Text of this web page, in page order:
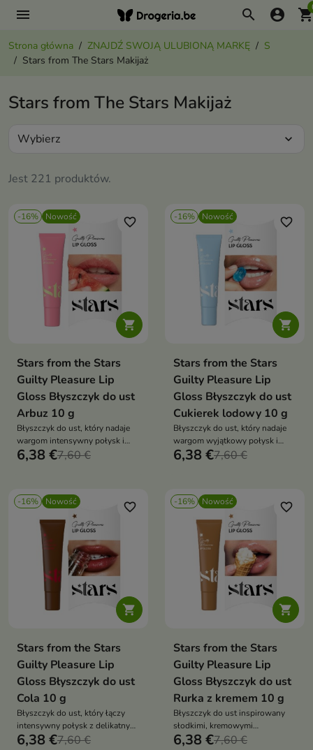
menu search account_circle
Strona główna ZNAJDŹ SWOJĄ ULUBIONĄ MARKĘ
S
Stars from The Stars Makijaż
Stars from The Stars Makijaż
Jest 221 produktów.
Wybierz expand_more
-16% Nowość

favorite_border
Stars from the Stars
Guilty Pleasure Lip
Gloss Błyszczyk do ust
Arbuz 10 g
Błyszczyk do ust, który nadaje
wargom intensywny połysk i
świeży, soczysty odcień
6,38 €7,60 €
-16% Nowość

favorite_border
Stars from the Stars
Guilty Pleasure Lip
Gloss Błyszczyk do ust
Cukierek lodowy 10 g
Błyszczyk do ust, który nadaje
wargom wyjątkowy połysk i
delikatny, świeży odcień
6,38 €7,60 €
-16% Nowość

favorite_border
Stars from the Stars
Guilty Pleasure Lip
Gloss Błyszczyk do ust
Cola 10 g
Błyszczyk do ust, który łączy
intensywny połysk z delikatnym,
kuszącym odcieniem
6,38 €7,60 €
-16% Nowość

favorite_border
Stars from the Stars
Guilty Pleasure Lip
Gloss Błyszczyk do ust
Rurka z kremem 10 g
Błyszczyk do ust inspirowany
słodkimi, kremowymi
przyjemnościami.
6,38 €7,60 €